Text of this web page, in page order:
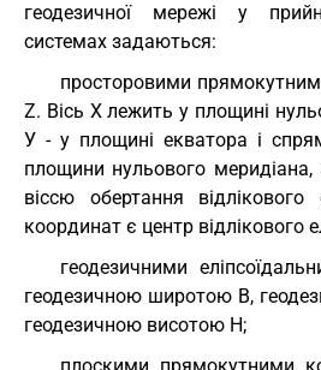
геодезичної мережі у
системах задаються:
просторовими
Z. Вісь Х лежить у площині
У - у площині екватора і
площини нульового меридіана,
віссю обертання відлікового
координат є центр відлікового
геодезичними
геодезичною широтою В,
геодезичною висотою Н;